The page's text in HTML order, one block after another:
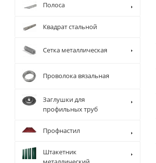
Полоса
Квадрат стальной
Сетка металлическая
Проволока вязальная
Заглушки для
профильных труб
Профнастил
Штакетник